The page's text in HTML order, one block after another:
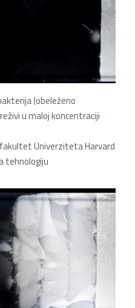
(obeleženo
u maloj koncentraciji
Univerziteta Harvard
tehnologiju